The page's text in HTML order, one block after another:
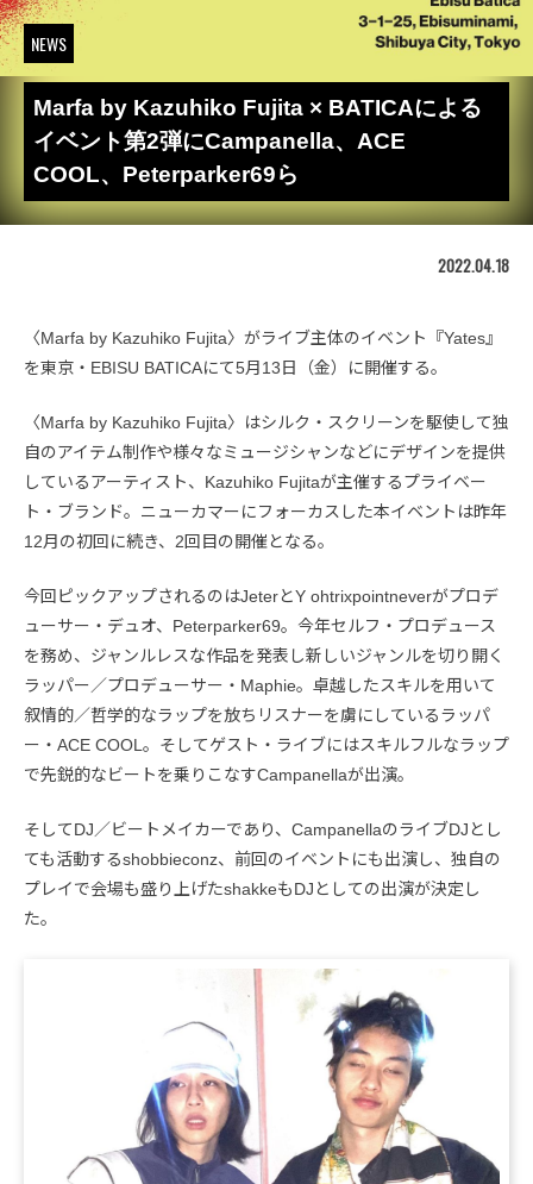
NEWS
Marfa by Kazuhiko Fujita × BATICAによる
イベント第2弾にCampanella、ACE
COOL、Peterparker69ら
2022.04.18
〈Marfa by Kazuhiko Fujita〉がライブ主体のイベント『Yates』
を東京・EBISU BATICAにて5月13日（金）に開催する。
〈Marfa by Kazuhiko Fujita〉はシルク・スクリーンを駆使して独
自のアイテム制作や様々なミュージシャンなどにデザインを提供
しているアーティスト、Kazuhiko Fujitaが主催するプライベー
ト・ブランド。ニューカマーにフォーカスした本イベントは昨年
12月の初回に続き、2回目の開催となる。
今回ピックアップされるのはJeterとY ohtrixpointneverがプロデ
ューサー・デュオ、Peterparker69。今年セルフ・プロデュース
を務め、ジャンルレスな作品を発表し新しいジャンルを切り開く
ラッパー／プロデューサー・Maphie。卓越したスキルを用いて
叙情的／哲学的なラップを放ちリスナーを虜にしているラッパ
ー・ACE COOL。そしてゲスト・ライブにはスキルフルなラップ
で先鋭的なビートを乗りこなすCampanellaが出演。
そしてDJ／ビートメイカーであり、CampanellaのライブDJとし
ても活動するshobbieconz、前回のイベントにも出演し、独自の
プレイで会場も盛り上げたshakkeもDJとしての出演が決定し
た。